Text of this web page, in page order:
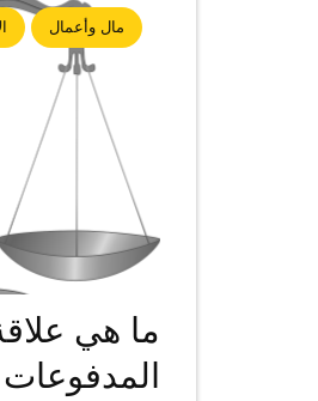
مال وأعمال
ما هي
المدفوعات